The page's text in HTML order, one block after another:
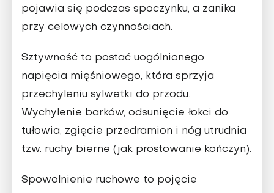
pojawia się podczas spoczynku, a zanika
przy celowych czynnościach.
Sztywność to postać uogólnionego
napięcia mięśniowego, która sprzyja
przechyleniu sylwetki do przodu.
Wychylenie barków, odsunięcie łokci do
tułowia, zgięcie przedramion i nóg utrudnia
tzw. ruchy bierne (jak prostowanie kończyn).
Spowolnienie ruchowe to pojęcie